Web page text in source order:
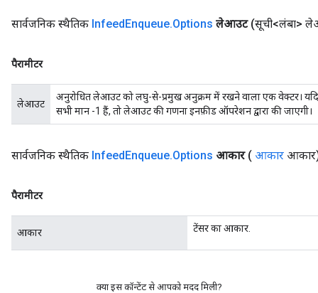
सार्वजनिक स्थैतिक InfeedEnqueue.Options लेआउट (सूची<लंबा>
पैरामीटर
लेआउट
अनुरोधित लेआउट को लघु-से-प्रमुख अनुक्रम में रखने वाला एक वेक्टर।
सभी मान -1 हैं, तो लेआउट की गणना इनफ़ीड ऑपरेशन द्वारा की जाएगी।
सार्वजनिक स्थैतिक InfeedEnqueue.Options आकार ( आकार
पैरामीटर
आकार टेंसर का आकार.
क्या इस कॉन्टेंट से आपको मदद मिली?